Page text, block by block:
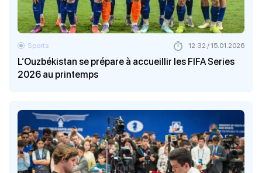
L’Ouzbékistan se prépare à accueillir les FIFA Series
2026 au printemps
Sports 12:32 / 15.01.2026